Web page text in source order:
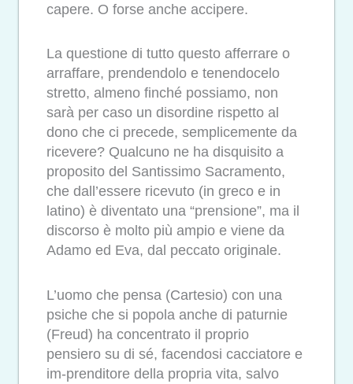
capere. O forse anche accipere.
La questione di tutto questo afferrare o
arraffare, prendendolo e tenendocelo
stretto, almeno finché possiamo, non
sarà per caso un disordine rispetto al
dono che ci precede, semplicemente da
ricevere? Qualcuno ne ha disquisito a
proposito del Santissimo Sacramento,
che dall’essere ricevuto (in greco e in
latino) è diventato una “prensione”, ma il
discorso è molto più ampio e viene da
Adamo ed Eva, dal peccato originale.
L’uomo che pensa (Cartesio) con una
psiche che si popola anche di paturnie
(Freud) ha concentrato il proprio
pensiero su di sé, facendosi cacciatore e
im-prenditore della propria vita, salvo